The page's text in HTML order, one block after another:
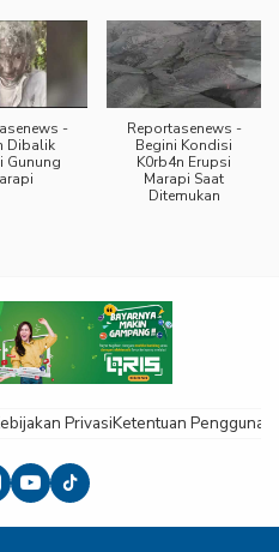
-
Dibalik
Gunung
Reportasenews -
Begini Kondisi
K0rb4n Erupsi
Marapi Saat
Ditemukan
PrivasiKetentuan Pengguna